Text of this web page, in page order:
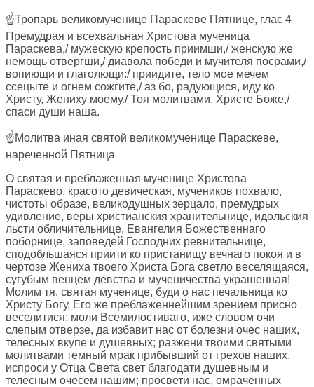
☝Тропарь великомученице Параскеве Пятнице, глас 4
Премудрая и всехвальная Христова мученица
Параскева,/ мужескую крепость приимши,/ женскую же
немощь отвергши,/ диавола победи и мучителя посрами,/
вопиющи и глаголющи:/ приидите, тело мое мечем
ссецыте и огнем сожгите,/ аз бо, радующися, иду ко
Христу, Жениху моему./ Тоя молитвами, Христе Боже,/
спаси души наша.
☝Молитва иная святой великомученице Параскеве,
нареченной Пятница
О святая и преблаженная мученице Христова
Параскево, красото девическая, мучеников похвало,
чистоты образе, великодушных зерцало, премудрых
удивление, веры христианския хранительнице, идольския
льсти обличительнице, Евангелия Божественнаго
поборнице, заповедей Господних ревнительнице,
сподобльшаяся приити ко пристанищу вечнаго покоя и в
чертозе Жениха твоего Христа Бога светло веселящаяся,
сугубым венцем девства и мученичества украшенная!
Молим тя, святая мученице, буди о нас печальница ко
Христу Богу, Его же преблаженнейшим зрением присно
веселитися; моли Всемилостиваго, иже словом очи
слепым отверзе, да избавит нас от болезни очес наших,
телесных вкупе и душевных; разжени твоими святыми
молитвами темный мрак прибывший от грехов наших,
испроси у Отца Света свет благодати душевным и
телесным очесем нашим; просвети нас, омраченных